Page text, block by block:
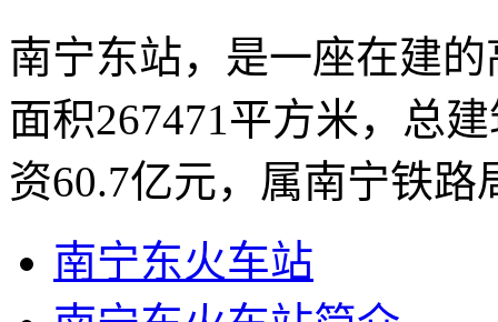
南宁东站，是一座在建
面积267471平方米，总
资60.7亿元，属南宁铁路
南宁东火车站